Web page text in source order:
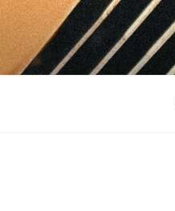
Pular
para
o
conteúdo